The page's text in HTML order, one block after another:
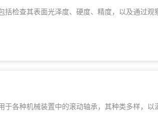
检查其表面光泽度、硬度、精度，以及通过
各种机械装置中的滚动轴承，其种类多样，以